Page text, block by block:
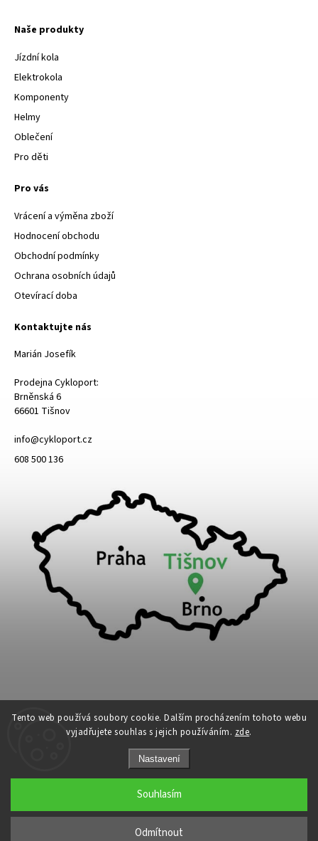
Tento web používá soubory cookie. Dalším procházením tohoto webu
vyjadřujete souhlas s jejich používáním. zde.
Nastavení
Odmítnout
Souhlasím
Naše produkty
Jízdní kola
Elektrokola
Komponenty
Helmy
Oblečení
Pro děti
Pro vás
Vrácení a výměna zboží
Hodnocení obchodu
Obchodní podmínky
Ochrana osobních údajů
Otevírací doba
Kontaktujte nás
Marián Josefík
Prodejna Cykloport:
Brněnská 6
66601 Tišnov
info@cykloport.cz
608 500 136
Cykloport. Všechna práva vyhrazena.
Upravit nastavení cookies